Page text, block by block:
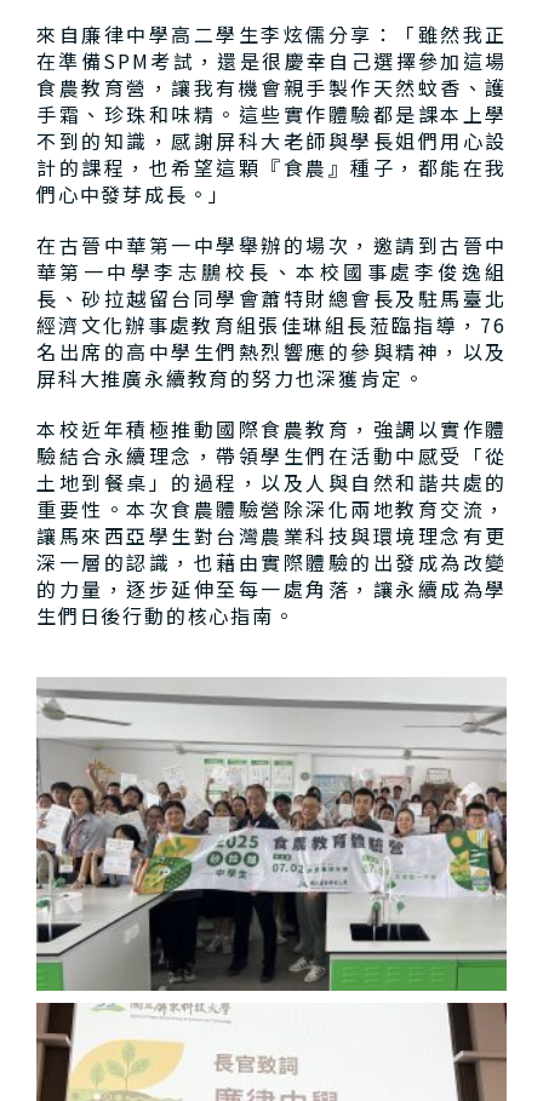
來自廉律中學高二學生李炫儒分享：「雖然我正
在準備SPM考試，還是很慶幸自己選擇參加這場
食農教育營，讓我有機會親手製作天然蚊香、護
手霜、珍珠和味精。這些實作體驗都是課本上學
不到的知識，感謝屏科大老師與學長姐們用心設
計的課程，也希望這顆『食農』種子，都能在我
們心中發芽成長。」
在古晉中華第一中學舉辦的場次，邀請到古晉中
華第一中學李志鵬校長、本校國事處李俊逸組
長、砂拉越留台同學會蕭特財總會長及駐馬臺北
經濟文化辦事處教育組張佳琳組長蒞臨指導，76
名出席的高中學生們熱烈響應的參與精神，以及
屏科大推廣永續教育的努力也深獲肯定。
本校近年積極推動國際食農教育，強調以實作體
驗結合永續理念，帶領學生們在活動中感受「從
土地到餐桌」的過程，以及人與自然和諧共處的
重要性。本次食農體驗營除深化兩地教育交流，
讓馬來西亞學生對台灣農業科技與環境理念有更
深一層的認識，也藉由實際體驗的出發成為改變
的力量，逐步延伸至每一處角落，讓永續成為學
生們日後行動的核心指南。